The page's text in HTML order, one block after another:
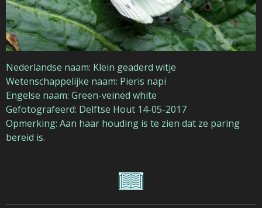
Nederlandse naam: Klein geaderd witje
Wetenschappelijke naam: Pieris napi
Engelse naam: Green-veined white
Gefotografeerd: Delftse Hout 14-05-2017
Opmerking: Aan haar houding is te zien dat ze paring
bereid is.